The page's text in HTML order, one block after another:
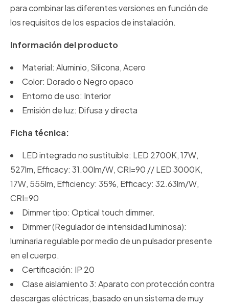
para combinar las diferentes versiones en función de
los requisitos de los espacios de instalación.
Información del producto
Material: Aluminio, Silicona, Acero
Color: Dorado o Negro opaco
Entorno de uso: Interior
Emisión de luz: Difusa y directa
Ficha técnica:
LED integrado no sustituible: LED 2700K, 17W,
527lm, Efficacy: 31.00lm/W, CRI=90 // LED 3000K,
17W, 555lm, Efficiency: 35%, Efficacy: 32.63lm/W,
CRI=90
Dimmer tipo: Optical touch dimmer.
Dimmer (Regulador de intensidad luminosa):
luminaria regulable por medio de un pulsador presente
en el cuerpo.
Certificación: IP 20
Clase aislamiento 3: Aparato con protección contra
descargas eléctricas, basado en un sistema de muy